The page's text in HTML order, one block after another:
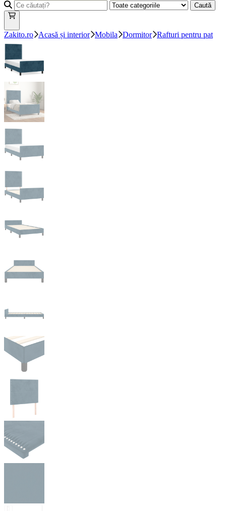
Caută
Zakito.ro Acasă și interior Mobila Dormitor Rafturi pentru pat